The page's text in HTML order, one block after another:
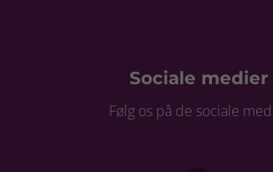
Sociale medier
Følg os på de sociale